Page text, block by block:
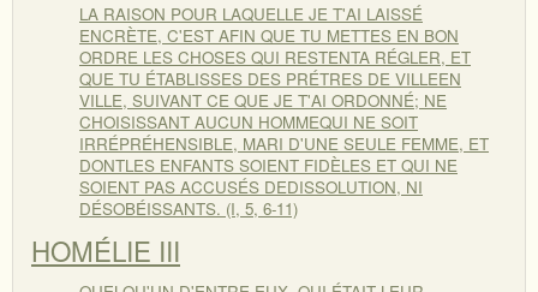
LA RAISON POUR LAQUELLE JE T'AI LAISSÉ
ENCRÈTE, C'EST AFIN QUE TU METTES EN BON
ORDRE LES CHOSES QUI RESTENTA RÉGLER, ET
QUE TU ÉTABLISSES DES PRÉTRES DE VILLEEN
VILLE, SUIVANT CE QUE JE T'AI ORDONNÉ; NE
CHOISISSANT AUCUN HOMMEQUI NE SOIT
IRRÉPRÉHENSIBLE, MARI D'UNE SEULE FEMME, ET
DONTLES ENFANTS SOIENT FIDÈLES ET QUI NE
SOIENT PAS ACCUSÉS DEDISSOLUTION, NI
DÉSOBÉISSANTS. (I, 5, 6-11)
HOMÉLIE III